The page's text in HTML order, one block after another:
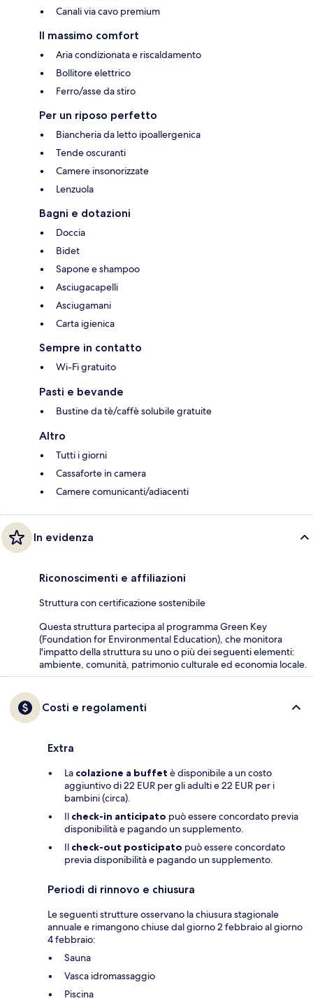
Canali via cavo premium
Il massimo comfort
Aria condizionata e riscaldamento
Bollitore elettrico
Ferro/asse da stiro
Per un riposo perfetto
Biancheria da letto ipoallergenica
Tende oscuranti
Camere insonorizzate
Lenzuola
Bagni e dotazioni
Doccia
Bidet
Sapone e shampoo
Asciugacapelli
Asciugamani
Carta igienica
Sempre in contatto
Wi-Fi gratuito
Pasti e bevande
Bustine da tè/caffè solubile gratuite
Altro
Tutti i giorni
Cassaforte in camera
Camere comunicanti/adiacenti
In evidenza
Riconoscimenti e affiliazioni
Struttura con certificazione sostenibile
Questa struttura partecipa al programma Green Key
(Foundation for Environmental Education), che monitora
l'impatto della struttura su uno o più dei seguenti elementi:
ambiente, comunità, patrimonio culturale ed economia locale.
Costi e regolamenti
Extra
La colazione a buffet è disponibile a un costo
aggiuntivo di 22 EUR per gli adulti e 22 EUR per i
bambini (circa).
Il check-in anticipato può essere concordato previa
disponibilità e pagando un supplemento.
Il check-out posticipato può essere concordato
previa disponibilità e pagando un supplemento.
Periodi di rinnovo e chiusura
Le seguenti strutture osservano la chiusura stagionale
annuale e rimangono chiuse dal giorno 2 febbraio al giorno
4 febbraio:
Sauna
Vasca idromassaggio
Piscina